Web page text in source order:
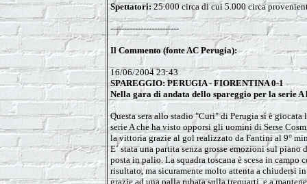
Spettatori:25.000 circa di cui 5.000 circa
-------------------------
Il Commento (fonte AC Perugia):
16/06/2004 23:43
SPAREGGIO: PERUGIA - FIORENTINA 0-1
Nella gara di andata dello spareggio per la serie
Questa sera allo stadio "Curi" di Perugia si è
serie A che ha visto opporsi gli uomini di Serse
la vittoria grazie al gol realizzato da Fantini al 9°
E´ stata una partita senza grosse emozioni sul
posta in palio. La squadra toscana è scesa in
risultato, ma sicuramente molto attenta a chiudersi
grazie ad una palla rubata sulla trequarti, e a